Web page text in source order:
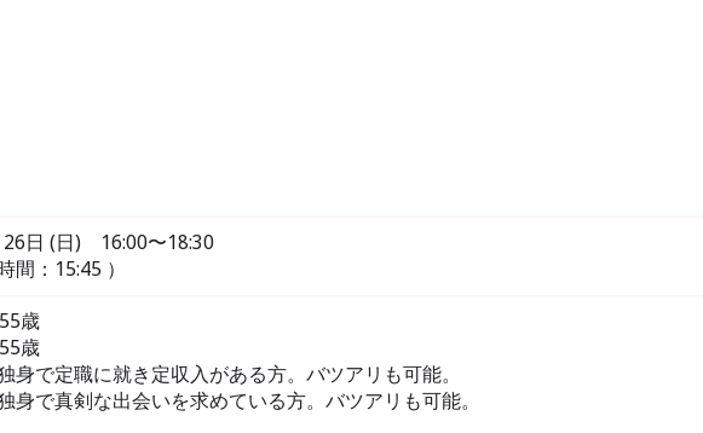
26日 (日) 16:00〜18:30
間：15:45 ）
歳
歳
身で定職に就き定収入がある方。バツアリも可能。
身で真剣な出会いを求めている方。バツアリも可能。